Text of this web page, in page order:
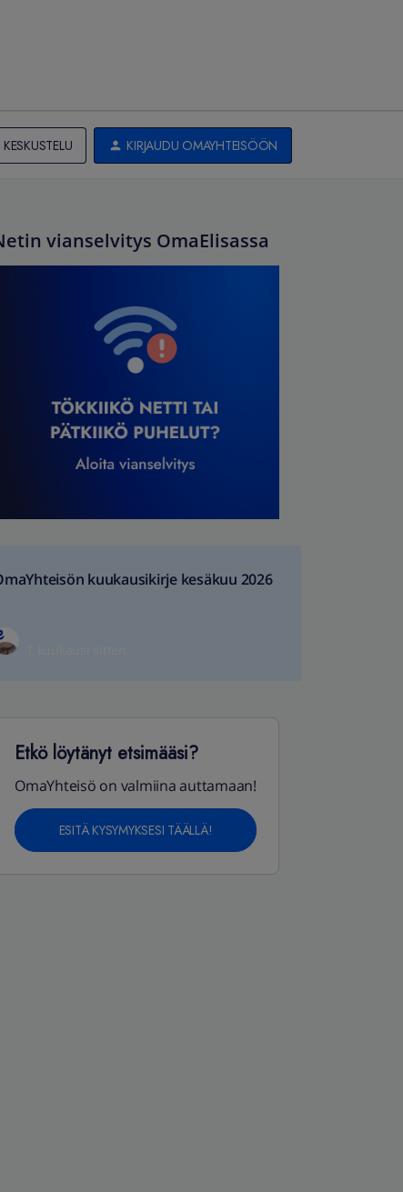
KIRJAUDU OMAYHTEISÖÖN
vianselvitys OmaElisassa
kuukausikirje kesäkuu 2026
Etkö löytänyt etsimääsi?
OmaYhteisö on valmiina auttamaan!
ESITÄ KYSYMYKSESI TÄÄLLÄ!